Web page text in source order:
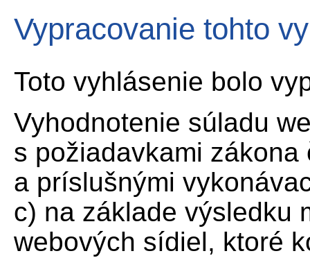
Vypracovanie tohto
Toto vyhlásenie bolo
Vyhodnotenie súladu
s požiadavkami
a príslušnými
c) na základe výsledku
webových sídiel, ktoré